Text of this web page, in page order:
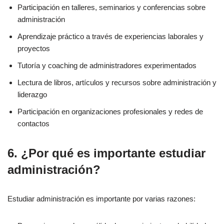
Participación en talleres, seminarios y conferencias sobre
administración
Aprendizaje práctico a través de experiencias laborales y
proyectos
Tutoría y coaching de administradores experimentados
Lectura de libros, artículos y recursos sobre administración y
liderazgo
Participación en organizaciones profesionales y redes de
contactos
6. ¿Por qué es importante estudiar
administración?
Estudiar administración es importante por varias razones: